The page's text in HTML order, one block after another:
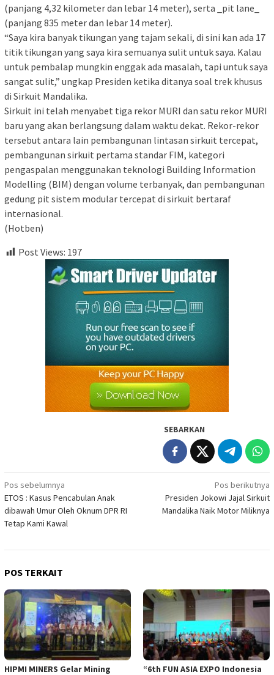
(panjang 4,32 kilometer dan lebar 14 meter), serta _pit lane_
(panjang 835 meter dan lebar 14 meter).
“Saya kira banyak tikungan yang tajam sekali, di sini kan ada 17
titik tikungan yang saya kira semuanya sulit untuk saya. Kalau
untuk pembalap mungkin enggak ada masalah, tapi untuk saya
sangat sulit,” ungkap Presiden ketika ditanya soal trek khusus
di Sirkuit Mandalika.
Sirkuit ini telah menyabet tiga rekor MURI dan satu rekor MURI
baru yang akan berlangsung dalam waktu dekat. Rekor-rekor
tersebut antara lain pembangunan lintasan sirkuit tercepat,
pembangunan sirkuit pertama standar FIM, kategori
pengaspalan menggunakan teknologi Building Information
Modelling (BIM) dengan volume terbanyak, dan pembangunan
gedung pit sistem modular tercepat di sirkuit bertaraf
internasional.
(Hotben)
Post Views: 197
SEBARKAN
Navigasi
pos
Pos sebelumnya
ETOS : Kasus Pencabulan Anak
dibawah Umur Oleh Oknum DPR RI
Tetap Kami Kawal
Pos berikutnya
Presiden Jokowi Jajal Sirkuit
Mandalika Naik Motor Miliknya
POS TERKAIT
HIPMI MINERS Gelar Mining
“6th FUN ASIA EXPO Indonesia